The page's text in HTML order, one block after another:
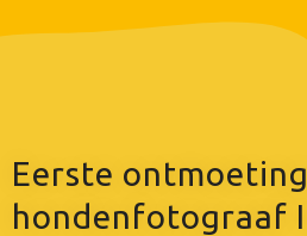
Eerste
hondenfotograaf